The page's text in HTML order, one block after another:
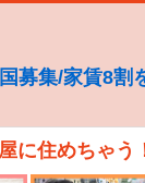
募集/家賃8割
に住めちゃう